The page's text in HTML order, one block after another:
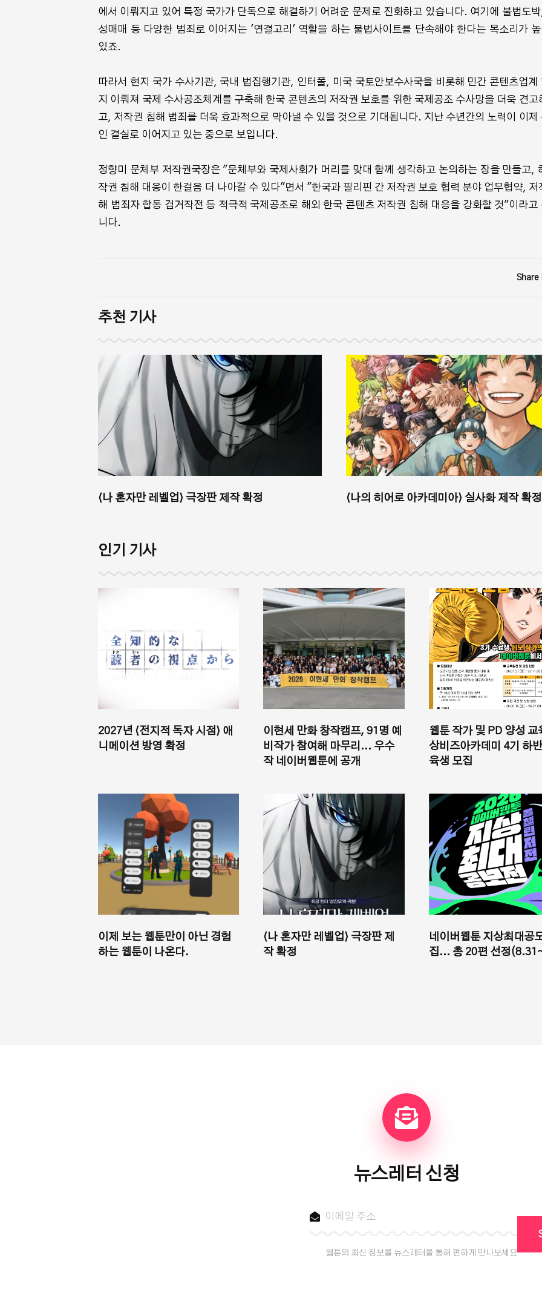
에서 이뤄지고 있어 특정 국가가 단독으로 해결하기 어려운 문제로 진화하고 있습니다. 여기에 불법도
성매매 등 다양한 범죄로 이어지는 '연결고리' 역할을 하는 불법사이트를 단속해야 한다는 목소리가
있죠.
따라서 현지 국가 수사기관, 국내 법집행기관, 인터폴, 미국 국토안보수사국을 비롯해 민간 콘텐츠업계
지 이뤄져 국제 수사공조체계를 구축해 한국 콘텐츠의 저작권 보호를 위한 국제공조 수사망을 더욱 견고
고, 저작권 침해 범죄를 더욱 효과적으로 막아낼 수 있을 것으로 기대됩니다. 지난 수년간의 노력이 이제
인 결실로 이어지고 있는 중으로 보입니다.
정향미 문체부 저작권국장은 "문체부와 국제사회가 머리를 맞대 함께 생각하고 논의하는 장을 만들고,
작권 침해 대응이 한걸음 더 나아갈 수 있다"면서 "한국과 필리핀 간 저작권 보호 협력 분야 업무협약, 저
해 범죄자 합동 검거작전 등 적극적 국제공조로 해외 한국 콘텐츠 저작권 침해 대응을 강화할 것"이라고
니다.
Share
추천 기사
⟨나 혼자만 레벨업⟩ 극장판 제작 확정 ⟨나의 히어로 아카데미아⟩ 실사화 제작 확정
인기 기사
2027년 ⟨전지적 독자 시점⟩ 애
니메이션 방영 확정
이현세 만화 창작캠프, 91명 예
비작가 참여해 마무리... 우수
작 네이버웹툰에 공개
웹툰 작가 및 PD 양성 교
상비즈아카데미 4기 하
육생 모집
이제 보는 웹툰만이 아닌 경험
하는 웹툰이 나온다.
⟨나 혼자만 레벨업⟩ 극장판 제
작 확정
네이버웹툰 지상최대공
집... 총 20편 선정
뉴스레터 신청
웹툰의 최신 정보를 뉴스레터를 통해 편하게 만나보세요